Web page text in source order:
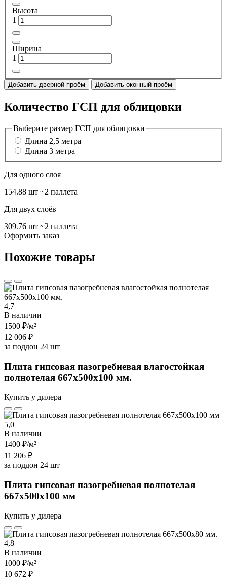
Высота
1
Ширина
1
Добавить дверной проём Добавить оконный проём
Количество ГСП для облицовки
Выберите размер ГСП для облицовки
Длина 2,5 метра
Длина 3 метра
Для одного слоя
154.88 шт ~2 паллета
Для двух слоёв
309.76 шт ~2 паллета
Оформить заказ
Похожие товары
4,7
В наличии
1500 ₽/м²
12 006 ₽
за поддон 24 шт
Плита гипсовая пазогребневая влагостойкая
полнотелая 667х500х100 мм.
Купить у дилера
5,0
В наличии
1400 ₽/м²
11 206 ₽
за поддон 24 шт
Плита гипсовая пазогребневая полнотелая
667х500х100 мм
Купить у дилера
4,8
В наличии
1000 ₽/м²
10 672 ₽